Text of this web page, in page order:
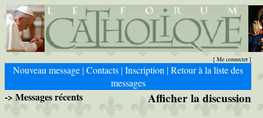
[ Me connecter]
Nouveau message | Contacts | Inscription | Retour à la liste des
messages
-> Messages récents Afficher la discussion